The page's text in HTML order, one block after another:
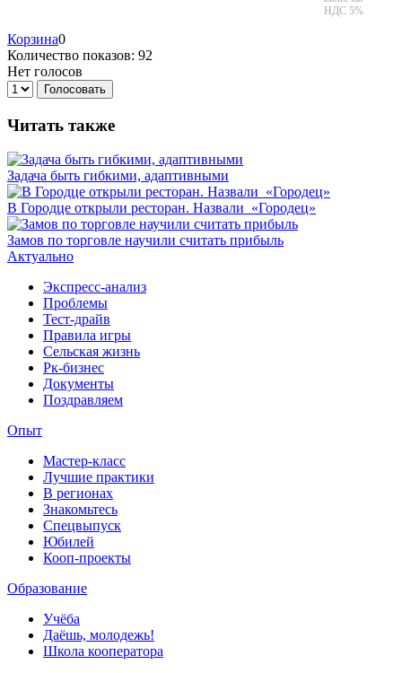
НДС 5%
Корзина0
Количество показов: 92
Нет голосов
Голосовать
Читать также
Задача быть гибкими, адаптивными
В Городце открыли ресторан. Назвали «Городец»
Замов по торговле научили считать прибыль
Актуально
Экспресс-анализ
Проблемы
Тест-драйв
Правила игры
Сельская жизнь
Рк-бизнес
Документы
Поздравляем
Опыт
Мастер-класс
Лучшие практики
В регионах
Знакомьтесь
Спецвыпуск
Юбилей
Кооп-проекты
Образование
Учёба
Даёшь, молодежь!
Школа кооператора